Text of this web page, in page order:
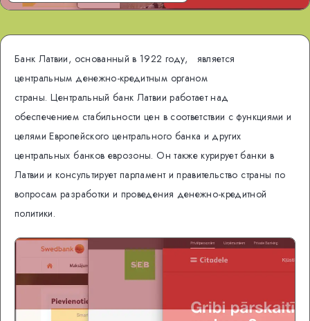
Банк Латвии, основанный в 1922 году, является
центральным денежно-кредитным органом
страны. Центральный банк Латвии работает над
обеспечением стабильности цен в соответствии с функциями и
целями Европейского центрального банка и других
центральных банков еврозоны. Он также курирует банки в
Латвии и консультирует парламент и правительство страны по
вопросам разработки и проведения денежно-кредитной
политики.